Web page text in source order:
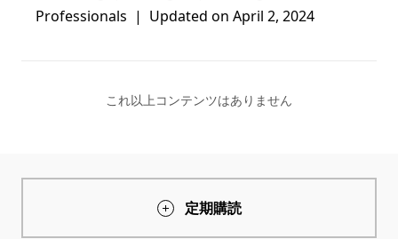
Professionals  |  Updated on April 2, 2024
これ以上コンテンツはありません
定期購読